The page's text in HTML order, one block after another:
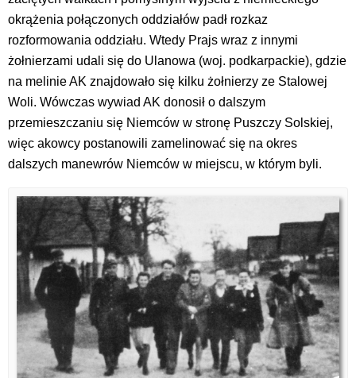
okrążenia połączonych oddziałów padł rozkaz
rozformowania oddziału. Wtedy Prajs wraz z innymi
żołnierzami udali się do Ulanowa (woj. podkarpackie), gdzie
na melinie AK znajdowało się kilku żołnierzy ze Stalowej
Woli. Wówczas wywiad AK donosił o dalszym
przemieszczaniu się Niemców w stronę Puszczy Solskiej,
więc akowcy postanowili zamelinować się na okres
dalszych manewrów Niemców w miejscu, w którym byli.